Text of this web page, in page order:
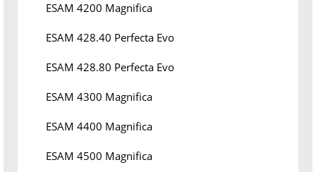
ESAM 4200 Magnifica
ESAM 428.40 Perfecta Evo
ESAM 428.80 Perfecta Evo
ESAM 4300 Magnifica
ESAM 4400 Magnifica
ESAM 4500 Magnifica